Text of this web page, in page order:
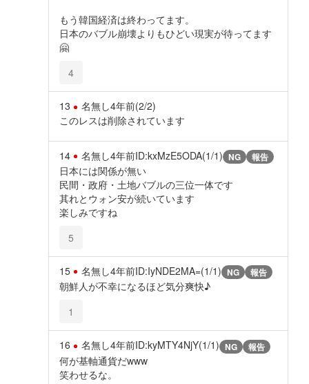
もう韓国経済は終わってます。
日本のバブル崩壊よりもひどい現実が待ってます
🤗
4
13 名無し4年前(2/2)
このレスは削除されています
14 名無し4年前ID:kxMzE5ODA(1/1) NG 報告
日本には関係が無い
民間・政府・土地バブルの三位一体です
其れとウォン安が続いています
楽しみですね
5
15 名無し4年前ID:IyNDE2MA=(1/1) NG 報告
朝鮮人が不幸になるほど気分爽快♪
1
16 名無し4年前ID:kyMTY4NjY(1/1) NG 報告
何が基軸通貨だwww
笑わせるな。